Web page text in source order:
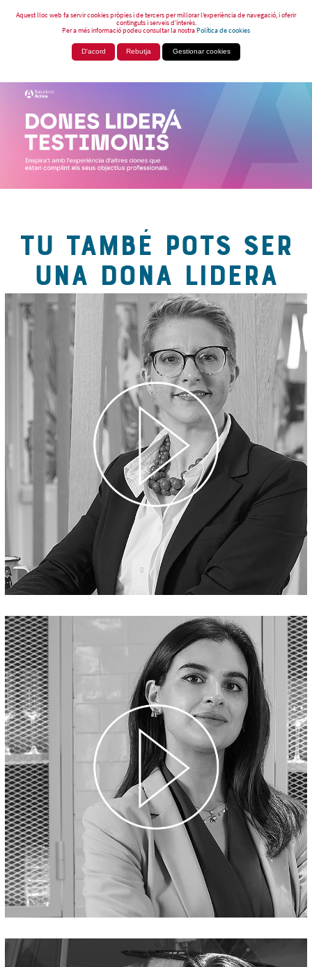
Aquest lloc web fa servir cookies pròpies i de tercers per millorar l’experiència de navegació, i oferir
continguts i serveis d’interès.
Per a més informació podeu consultar la nostraPolítica de cookies
D'acord Rebutja Gestionar cookies
TU TAMBÉ POTS SER
UNA DONA LIDERA